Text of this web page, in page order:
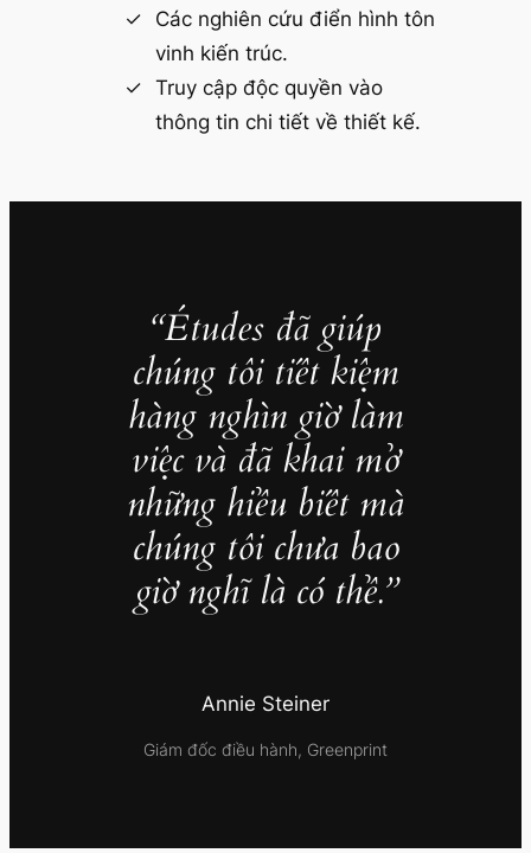
Các nghiên cứu điển hình tôn
vinh kiến trúc.
Truy cập độc quyền vào
thông tin chi tiết về thiết kế.
“Études đã giúp
chúng tôi tiết kiệm
hàng nghìn giờ làm
việc và đã khai mở
những hiểu biết mà
chúng tôi chưa bao
giờ nghĩ là có thể.”
Annie Steiner
Giám đốc điều hành, Greenprint